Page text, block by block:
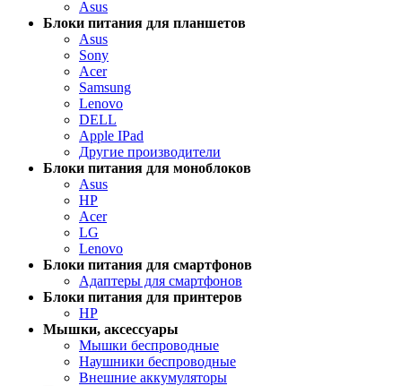
Asus
Блоки питания для планшетов
Asus
Sony
Acer
Samsung
Lenovo
DELL
Apple IPad
Другие производители
Блоки питания для моноблоков
Asus
HP
Acer
LG
Lenovo
Блоки питания для смартфонов
Адаптеры для смартфонов
Блоки питания для принтеров
HP
Мышки, аксессуары
Мышки беспроводные
Наушники беспроводные
Внешние аккумуляторы